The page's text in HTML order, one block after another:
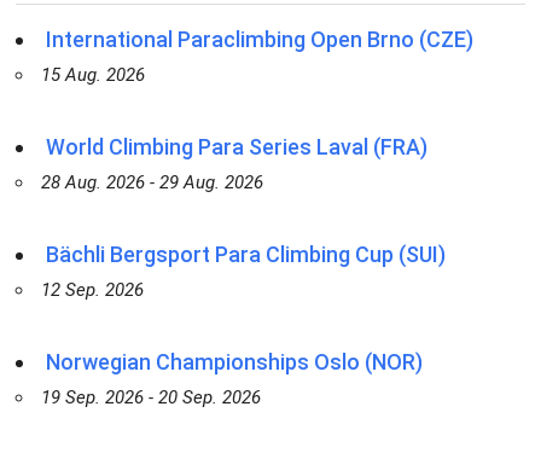
International Paraclimbing Open Brno (CZE)
15 Aug. 2026
World Climbing Para Series Laval (FRA)
28 Aug. 2026 - 29 Aug. 2026
Bächli Bergsport Para Climbing Cup (SUI)
12 Sep. 2026
Norwegian Championships Oslo (NOR)
19 Sep. 2026 - 20 Sep. 2026